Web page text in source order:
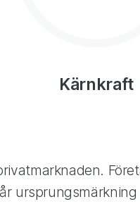
Kärnkraft